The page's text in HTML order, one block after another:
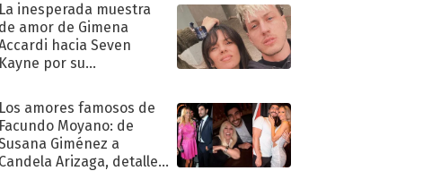
La inesperada muestra
de amor de Gimena
hacia Seven
Kayne por su
Los amores famosos de
Facundo Moyano: de
Giménez a
Candela Arizaga, detalles